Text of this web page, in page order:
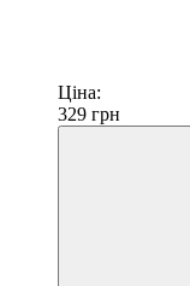
Ціна:
329 грн